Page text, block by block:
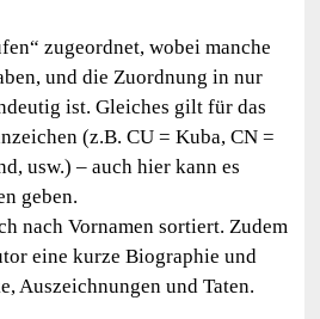
zugeordnet, wobei manche
und die Zuordnung in nur
ist. Gleiches gilt für das
(z.B. CU = Kuba, CN =
usw.) – auch hier kann es
geben.
nach Vornamen sortiert. Zudem
eine kurze Biographie und
Auszeichnungen und Taten.